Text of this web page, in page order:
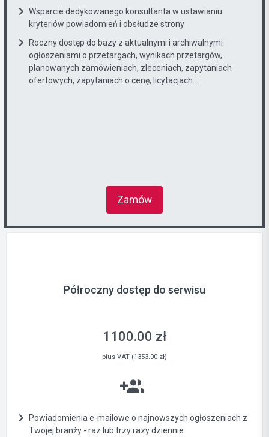
Wsparcie dedykowanego konsultanta w ustawianiu
kryteriów powiadomień i obsłudze strony
Roczny dostęp do bazy z aktualnymi i archiwalnymi
ogłoszeniami o przetargach, wynikach przetargów,
planowanych zamówieniach, zleceniach, zapytaniach
ofertowych, zapytaniach o cenę, licytacjach...
Zamów
Półroczny dostęp do serwisu
1100.00 zł
plus VAT (1353.00 zł)
Powiadomienia e-mailowe o najnowszych ogłoszeniach z
Twojej branży - raz lub trzy razy dziennie